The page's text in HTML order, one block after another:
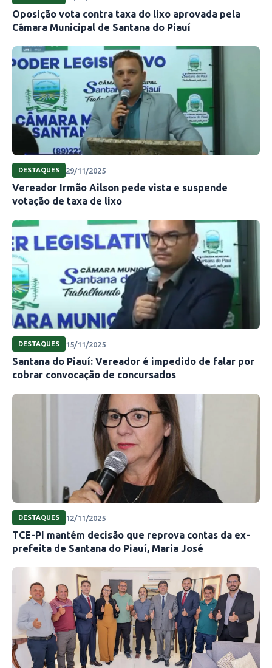
Oposição vota contra taxa do lixo aprovada pela
Câmara Municipal de Santana do Piauí
DESTAQUES 29/11/2025
Vereador Irmão Ailson pede vista e suspende
votação de taxa de lixo
DESTAQUES 15/11/2025
Santana do Piauí: Vereador é impedido de falar por
cobrar convocação de concursados
DESTAQUES 12/11/2025
TCE-PI mantém decisão que reprova contas da ex-
prefeita de Santana do Piauí, Maria José